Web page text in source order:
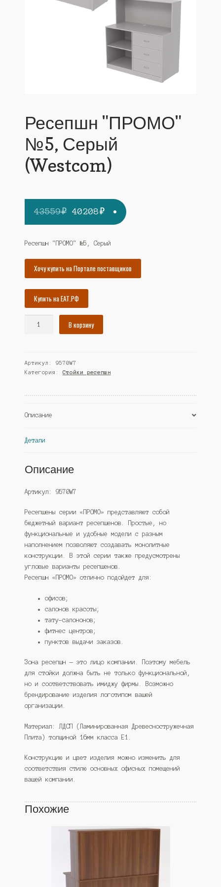
Ресепшн "ПРОМО"
№5, Серый
(Westcom)
43559₽ Первоначальная
цена
составляла
43559₽.
40208₽Текущая
цена:
40208₽.
Ресепшн "ПРОМО" №5, Серый
Хочу купить на Портале поставщиков
Купить на ЕАТ.РФ
№5,
Серый
В корзину
Артикул: 9570W7
Категория: Стойки ресепшн
Описание
Детали
Описание
Артикул: 9570W7
Ресепшены серии «ПРОМО» представляют собой
бюджетный вариант ресепшенов. Простые, но
функциональные и удобные модели с разным
наполнением позволяют создавать монолитные
конструкции. В этой серии также предусмотрены
угловые варианты ресепшенов.
Ресепшн «ПРОМО» отлично подойдет для:
офисов;
салонов красоты;
тату-салононов;
фитнес центров;
пунктов выдачи заказов.
Зона ресепшн — это лицо компании. Поэтому мебель
для стойки должна быть не только функциональной,
но и соответствовать имиджу фирмы. Возможно
брендирование изделия логотипом вашей
организации.
Материал: ЛДСП (Ламинированная Древесностружечная
Плита) толщиной 16мм класса Е1.
Конструкцию и цвет изделия можно изменить для
соответствия стилю основных офисных помещений
вашей компании.
Похожие